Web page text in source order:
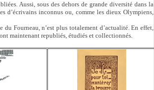
Aussi, sous des dehors de grande diversité dans la
d’écrivains inconnus ou, comme les dieux Olympiens,
Fourneau, n’est plus totalement d’actualité. En effet,
maintenant republiés, étudiés et collectionnés.